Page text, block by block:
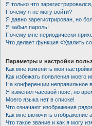
Я только что
Почему я не могу войти?
Я давно зарегистрирован, но
Я забыл пароль!
Почему мне периодически
Что делает функция «Удалить
Параметры и настройки
Как мне изменить мои
Как избежать появления моего
На конференции неправильное
Я изменил часовой пояс, но
Моего языка нет в списке!
Что означают изображения
Как мне включить отображение
Что такое звание и как я могу